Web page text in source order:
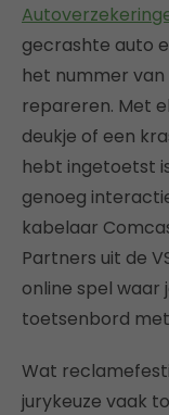
gecrashte auto
het nummer
repareren. Met
deukje of een
hebt ingetoetst
genoeg
kabelaar
Partners uit de
online spel waar
toetsenbord
Wat
jurykeuze vaak